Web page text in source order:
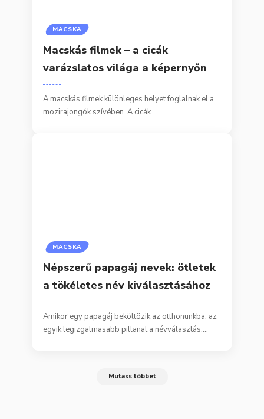
MACSKA
Macskás filmek – a cicák
varázslatos világa a képernyőn
A macskás filmek különleges helyet foglalnak el a
mozirajongók szívében. A cicák…
MACSKA
Népszerű papagáj nevek: ötletek
a tökéletes név kiválasztásához
Amikor egy papagáj beköltözik az otthonunkba, az
egyik legizgalmasabb pillanat a névválasztás.…
Mutass többet